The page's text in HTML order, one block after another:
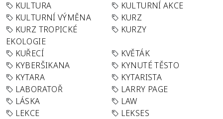
KULTURA
KULTURNÍ AKCE
KULTURNÍ VÝMĚNA
KURZ
KURZ TROPICKÉ
EKOLOGIE
KURZY
KUŘECÍ
KVĚTÁK
KYBERŠIKANA
KYNUTÉ TĚSTO
KYTARA
KYTARISTA
LABORATOŘ
LARRY PAGE
LÁSKA
LAW
LEKCE
LEKSES